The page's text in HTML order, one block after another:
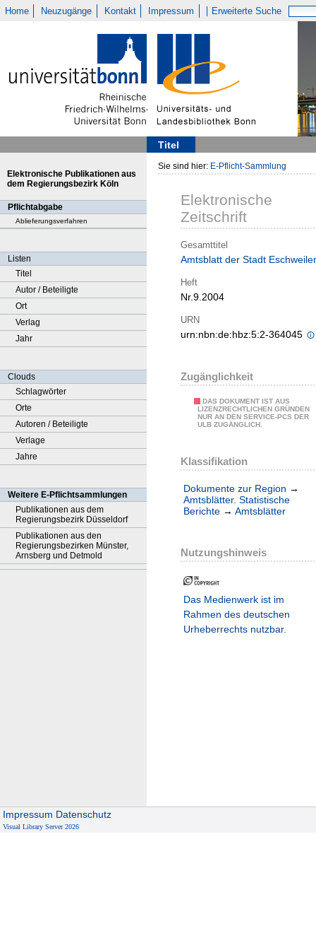
Home Neuzugänge Kontakt Impressum Erweiterte Suche
Titel
Elektronische Publikationen aus
dem Regierungsbezirk Köln
Pflichtabgabe
Ablieferungsverfahren
Listen
Titel
Autor / Beteiligte
Ort
Verlag
Jahr
Clouds
Schlagwörter
Orte
Autoren / Beteiligte
Verlage
Jahre
Weitere E-Pflichtsammlungen
Publikationen aus dem
Regierungsbezirk Düsseldorf
Publikationen aus den
Regierungsbezirken Münster,
Arnsberg und Detmold
Sie sind hier: E-Pflicht-Sammlung
Elektronische
Zeitschrift
Gesamttitel
Amtsblatt der Stadt Eschweiler
Heft
Nr.9.2004
URN
urn:nbn:de:hbz:5:2-364045
Zugänglichkeit
DAS DOKUMENT IST AUS
LIZENZRECHTLICHEN GRÜNDEN
NUR AN DEN SERVICE-PCS DER
ULB ZUGÄNGLICH.
Klassifikation
Dokumente zur Region →
Amtsblätter. Statistische
Berichte → Amtsblätter
Nutzungshinweis
Das Medienwerk ist im
Rahmen des deutschen
Urheberrechts nutzbar.
Impressum Datenschutz
Visual Library Server 2026